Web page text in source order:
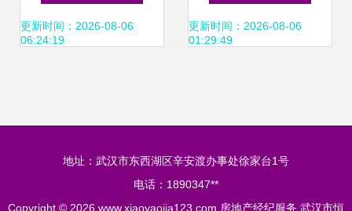
质装修的一站式桥
更新时间：2026-08-06
06:24:19
纪服务新生态
更新时间：2026-08-06
01:29:49
地址：武汉市东西湖区辛安渡办事处徐家台1号
电话：1890347**
Copyright © 2026 www.xiaoyaojia123.com 房地产经纪服务 武汉市恒